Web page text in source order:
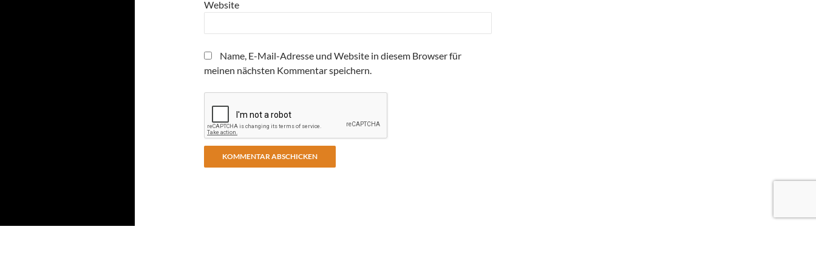
Website
Name, E-Mail-Adresse und Website in diesem Browser für
meinen nächsten Kommentar speichern.